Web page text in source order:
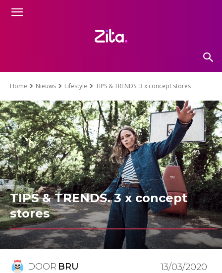
Home Nieuws Lifestyle TIPS & TRENDS. 3 x concept stores
TIPS & TRENDS. 3 x concept
stores
DOOR BRU 13/03/2020